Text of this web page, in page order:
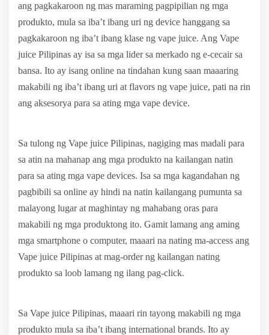
ang pagkakaroon ng mas maraming pagpipilian ng mga
produkto, mula sa iba’t ibang uri ng device hanggang sa
pagkakaroon ng iba’t ibang klase ng vape juice. Ang Vape
juice Pilipinas ay isa sa mga lider sa merkado ng e-cecair sa
bansa. Ito ay isang online na tindahan kung saan maaaring
makabili ng iba’t ibang uri at flavors ng vape juice, pati na rin
ang aksesorya para sa ating mga vape device.
Sa tulong ng Vape juice Pilipinas, nagiging mas madali para
sa atin na mahanap ang mga produkto na kailangan natin
para sa ating mga vape devices. Isa sa mga kagandahan ng
pagbibili sa online ay hindi na natin kailangang pumunta sa
malayong lugar at maghintay ng mahabang oras para
makabili ng mga produktong ito. Gamit lamang ang aming
mga smartphone o computer, maaari na nating ma-access ang
Vape juice Pilipinas at mag-order ng kailangan nating
produkto sa loob lamang ng ilang pag-click.
Sa Vape juice Pilipinas, maaari rin tayong makabili ng mga
produkto mula sa iba’t ibang international brands. Ito ay